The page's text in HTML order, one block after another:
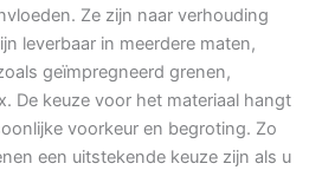
Ze zijn naar verhouding
leverbaar in meerdere maten,
geïmpregneerd grenen,
De keuze voor het materiaal hangt
voorkeur en begroting. Zo
een uitstekende keuze zijn als u